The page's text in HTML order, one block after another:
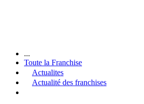
...
Toute la Franchise
Actualites
Actualité des franchises